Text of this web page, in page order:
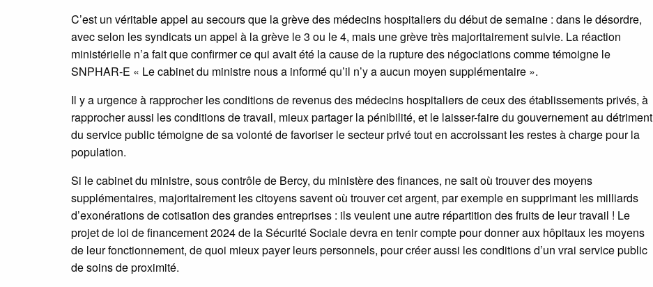
C’est un véritable appel au secours que la grève des médecins hospitaliers du début de semaine : dans le désordre,
avec selon les syndicats un appel à la grève le 3 ou le 4, mais une grève très majoritairement suivie. La réaction
ministérielle n’a fait que confirmer ce qui avait été la cause de la rupture des négociations comme témoigne le
SNPHAR-E « Le cabinet du ministre nous a informé qu’il n’y a aucun moyen supplémentaire ».
Il y a urgence à rapprocher les conditions de revenus des médecins hospitaliers de ceux des établissements privés, à
rapprocher aussi les conditions de travail, mieux partager la pénibilité, et le laisser-faire du gouvernement au détriment
du service public témoigne de sa volonté de favoriser le secteur privé tout en accroissant les restes à charge pour la
population.
Si le cabinet du ministre, sous contrôle de Bercy, du ministère des finances, ne sait où trouver des moyens
supplémentaires, majoritairement les citoyens savent où trouver cet argent, par exemple en supprimant les milliards
d’exonérations de cotisation des grandes entreprises : ils veulent une autre répartition des fruits de leur travail ! Le
projet de loi de financement 2024 de la Sécurité Sociale devra en tenir compte pour donner aux hôpitaux les moyens
de leur fonctionnement, de quoi mieux payer leurs personnels, pour créer aussi les conditions d’un vrai service public
de soins de proximité.